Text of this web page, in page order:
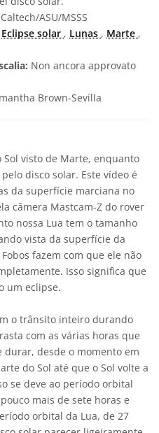
ASU/MSSS
Eclipse solar , Lunas , Marte ,
Non ancora approvato
Brown-Sevilla
Sol visto de Marte, enquanto
disco solar. Este vídeo é
da superfície marciana no
câmera Mastcam-Z do rover
nossa Lua tem o tamanho
vista da superfície da
fazem com que ele não
Isso significa que
um eclipse.
o trânsito inteiro durando
com as várias horas que
durar, desde o momento em
do Sol até que o Sol volte a
se deve ao período orbital
mais de sete horas e
orbital da Lua, de 27